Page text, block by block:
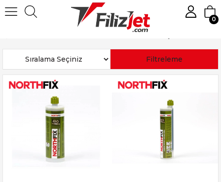
0
Filtreleme
Sıralama